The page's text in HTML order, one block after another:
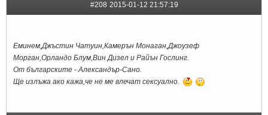
#208 2015-01-12 21:57:19
Еминем,Джъстин Чатуин,Камерън Монаган,Джоузеф
Морган,Орландо Блум,Вин Дизел и Райън Гослинг.
От българските - Александър-Сано.
Ще излъжа ако кажа,че не ме влечат сексуално.